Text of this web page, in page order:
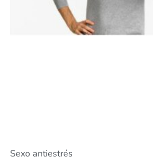
Sexo antiestrés